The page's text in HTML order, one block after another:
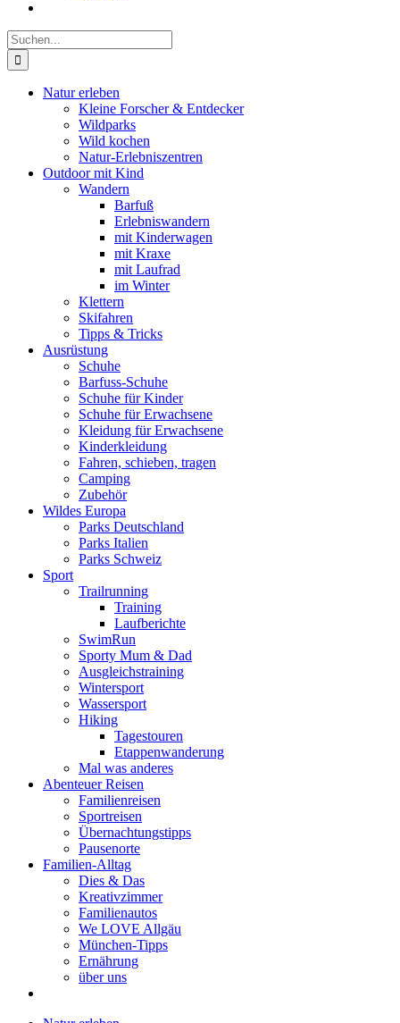
Suche
nach:
Natur erleben
Kleine Forscher & Entdecker
Wildparks
Wild kochen
Natur-Erlebniszentren
Outdoor mit Kind
Wandern
Barfuß
Erlebniswandern
mit Kinderwagen
mit Kraxe
mit Laufrad
im Winter
Klettern
Skifahren
Tipps & Tricks
Ausrüstung
Schuhe
Barfuss-Schuhe
Schuhe für Kinder
Schuhe für Erwachsene
Kleidung für Erwachsene
Kinderkleidung
Fahren, schieben, tragen
Camping
Zubehör
Wildes Europa
Parks Deutschland
Parks Italien
Parks Schweiz
Sport
Trailrunning
Training
Laufberichte
SwimRun
Sporty Mum & Dad
Ausgleichstraining
Wintersport
Wassersport
Hiking
Tagestouren
Etappenwanderung
Mal was anderes
Abenteuer Reisen
Familienreisen
Sportreisen
Übernachtungstipps
Pausenorte
Familien-Alltag
Dies & Das
Kreativzimmer
Familienautos
We LOVE Allgäu
München-Tipps
Ernährung
über uns